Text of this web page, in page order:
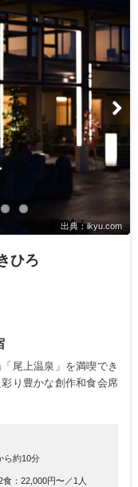
出典：ikyu.com
ひろ
尾上温泉」を満喫でき
り豊かな創作和食会席
ら約10分
：22,000円〜／1人